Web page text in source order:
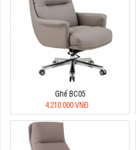
Ghế BC05
4.210.000 VNĐ